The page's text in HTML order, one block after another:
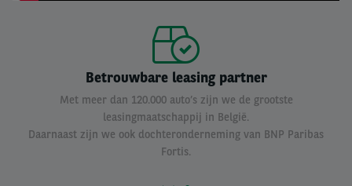
Betrouwbare leasing partner
Met meer dan 120.000 auto’s zijn we de grootste
leasingmaatschappij in België.
Daarnaast zijn we ook dochteronderneming van BNP Paribas
Fortis.